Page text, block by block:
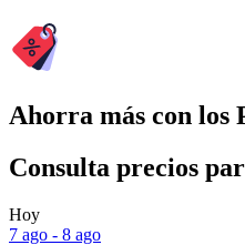
Ahorra más con los
Consulta precios
Hoy
7 ago - 8 ago